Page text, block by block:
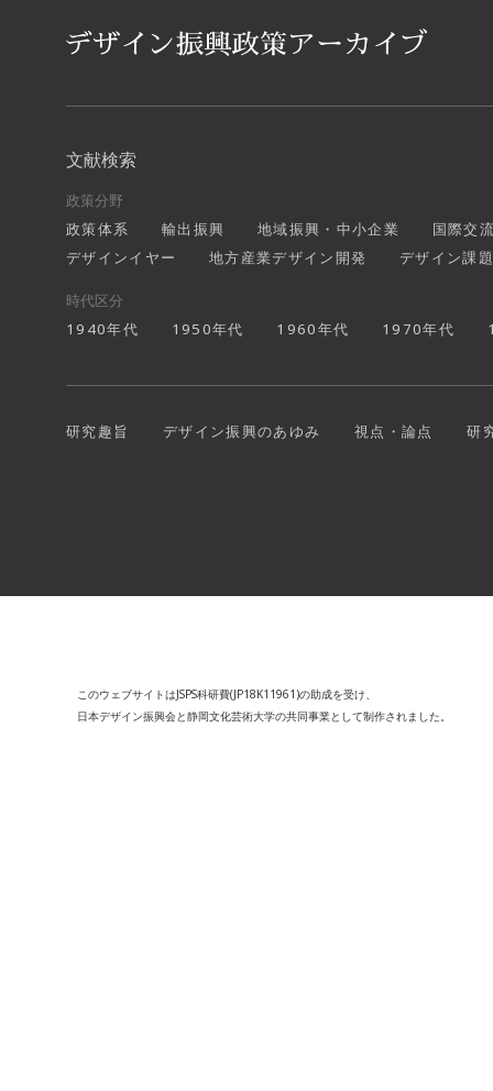
文献検索
政策分野
政策体系
輸出振興 地域振興・中小企業
国際交
デザインイヤー
地方産業デザイン開発 デザイン課
時代区分
1940年代
1950年代 1960年代 1970年代
研究趣旨 デザイン振興のあゆみ 視点・論点 研
このウェブサイトはJSPS科研費(JP18K11961)の助成を受け、
日本デザイン振興会と静岡文化芸術大学の共同事業として制作されました。